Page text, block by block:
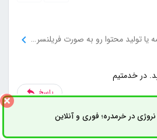
سلام، می‌خوام پروژه ترجمه یا تولید محتوا رو به صورت فریلنسری سفارش بدم، امکانش هست؟
در خدمتیم
پاسخ
2
0
در خرمدره؛ فوری و آنلاینثبت سفارش